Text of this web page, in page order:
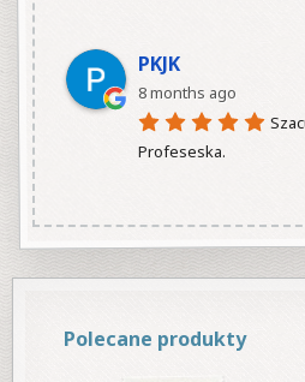
PKJK
8 months ago
Profeseska.
Polecane produkty